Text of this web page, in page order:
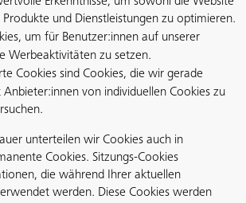
Produkte und Dienstleistungen zu optimieren.
um für Benutzer:innen auf unserer
Werbeaktivitäten zu setzen.
Cookies sind Cookies, die wir gerade
von individuellen Cookies zu
unterteilen wir Cookies auch in
Cookies. Sitzungs-Cookies
die während Ihrer aktuellen
werden. Diese Cookies werden